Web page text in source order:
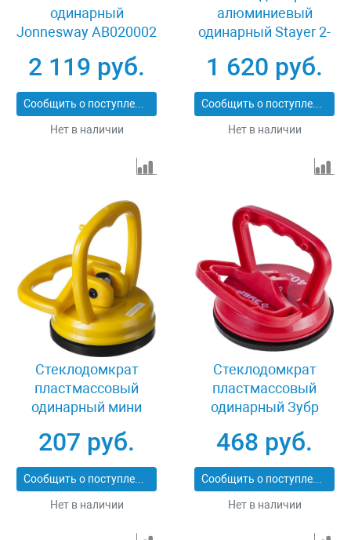
одинарный
Jonnesway AB020002
2 119 руб.
Сообщить о поступлении
Нет в наличии
алюминиевый
одинарный Stayer 2-
1 620 руб.
Сообщить о поступлении
Нет в наличии
Стеклодомкрат
пластмассовый
одинарный мини
207 руб.
Сообщить о поступлении
Нет в наличии
Стеклодомкрат
пластмассовый
одинарный Зубр
468 руб.
Сообщить о поступлении
Нет в наличии